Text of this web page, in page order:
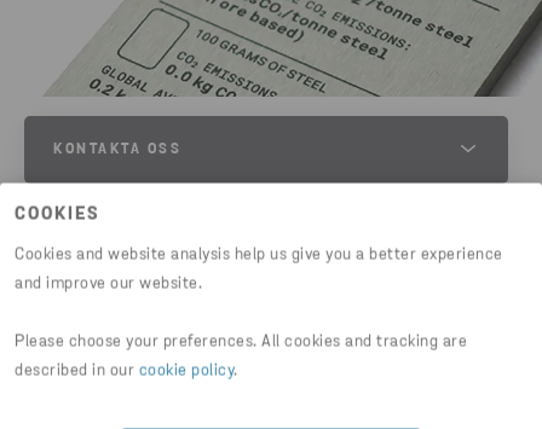
COOKIES
Cookies and website analysis help us give you a better experience
and improve our website.
Please choose your preferences. All cookies and tracking are
described in our cookie policy.
KONTAKTA OSS
THOMAS LARSSON
E-MAIL
Dela artikel